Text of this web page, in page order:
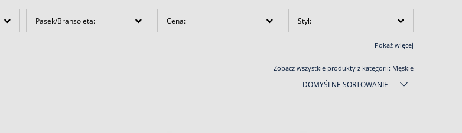
Pasek/Bransoleta: Cena: Styl:
Pokaż więcej
Zobacz wszystkie produkty z kategorii: Męskie
DOMYŚLNE SORTOWANIE